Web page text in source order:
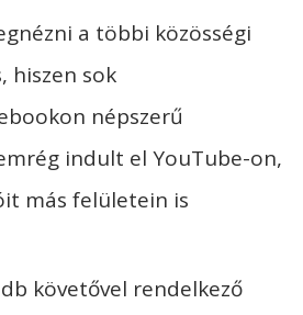
a többi közösségi
hiszen sok
népszerű
indult el YouTube-on,
más felületein is
db követővel rendelkező